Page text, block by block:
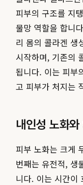
피부의 구조를 지
물망 역할을 합니
리 몸의 콜라겐 생
시작하며, 기존의
됩니다. 이는 피부
고 피부가 처지는
내인성 노화
피부 노화는 크게
번째는 유전적, 생
니다. 이는 시간이